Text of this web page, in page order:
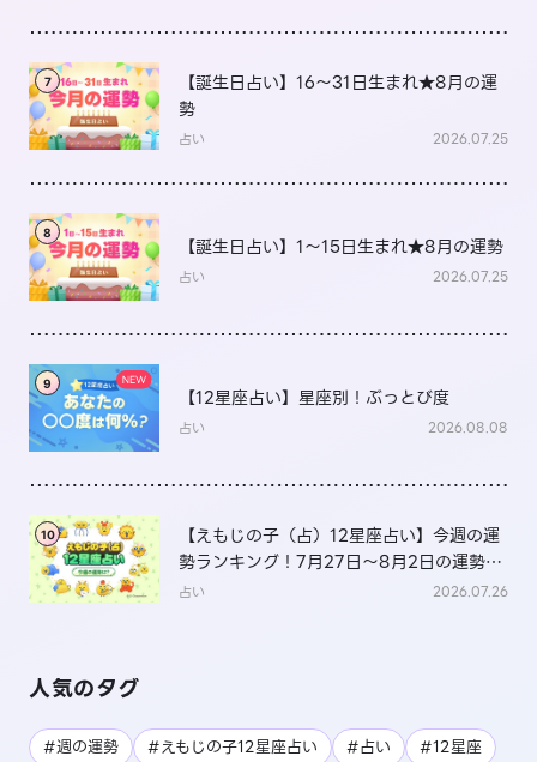
7
【誕生日占い】16～31日生まれ★8月の運
勢
占い 2026.07.25
8
【誕生日占い】1～15日生まれ★8月の運勢
占い 2026.07.25
9
【12星座占い】星座別！ぶっとび度
占い 2026.08.08
10
【えもじの子（占）12星座占い】今週の運
勢ランキング！7月27日～8月2日の運勢
は？
占い 2026.07.26
人気のタグ
#週の運勢 #えもじの子12星座占い #占い
#12星座